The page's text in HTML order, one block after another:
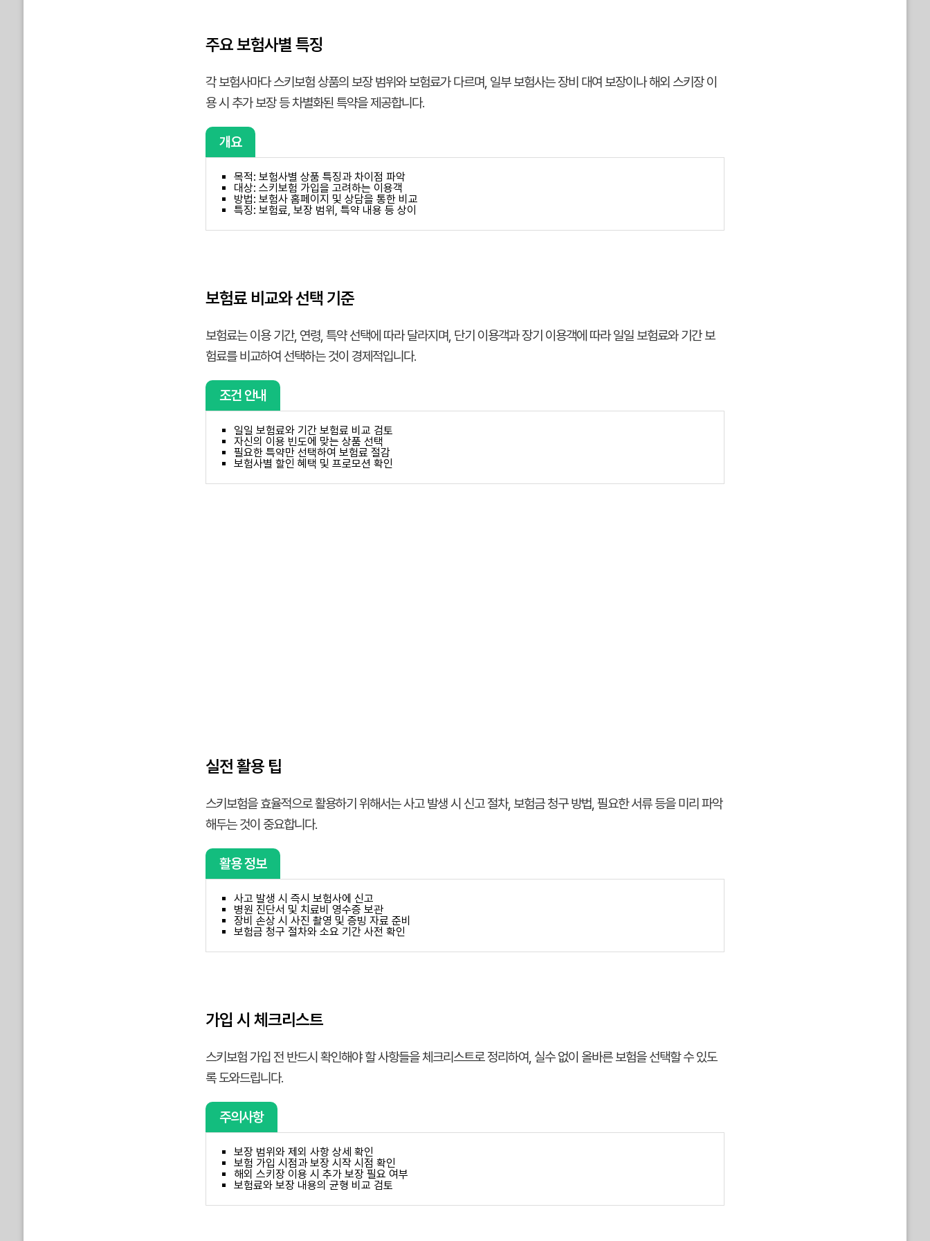
주요 보험사별 특징
각 보험사마다 스키보험 상품의 보장 범위와 보험료가 다르며, 일부 보험사는 장비 대여 보장이나 해외 스키장 이
용 시 추가 보장 등 차별화된 특약을 제공합니다.
개요
목적: 보험사별 상품 특징과 차이점 파악
대상: 스키보험 가입을 고려하는 이용객
방법: 보험사 홈페이지 및 상담을 통한 비교
특징: 보험료, 보장 범위, 특약 내용 등 상이
보험료 비교와 선택 기준
보험료는 이용 기간, 연령, 특약 선택에 따라 달라지며, 단기 이용객과 장기 이용객에 따라 일일 보험료와 기간 보
험료를 비교하여 선택하는 것이 경제적입니다.
조건 안내
일일 보험료와 기간 보험료 비교 검토
자신의 이용 빈도에 맞는 상품 선택
필요한 특약만 선택하여 보험료 절감
보험사별 할인 혜택 및 프로모션 확인
실전 활용 팁
스키보험을 효율적으로 활용하기 위해서는 사고 발생 시 신고 절차, 보험금 청구 방법, 필요한 서류 등을 미리 파악
해두는 것이 중요합니다.
활용 정보
사고 발생 시 즉시 보험사에 신고
병원 진단서 및 치료비 영수증 보관
장비 손상 시 사진 촬영 및 증빙 자료 준비
보험금 청구 절차와 소요 기간 사전 확인
가입 시 체크리스트
스키보험 가입 전 반드시 확인해야 할 사항들을 체크리스트로 정리하여, 실수 없이 올바른 보험을 선택할 수 있도
록 도와드립니다.
주의사항
보장 범위와 제외 사항 상세 확인
보험 가입 시점과 보장 시작 시점 확인
해외 스키장 이용 시 추가 보장 필요 여부
보험료와 보장 내용의 균형 비교 검토